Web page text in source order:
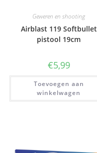
Geweren en shooting
Airblast 119 Softbullet
pistool 19cm
€5,99
Toevoegen aan
winkelwagen